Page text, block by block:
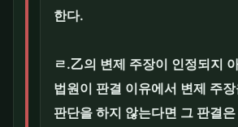
한다.
ㄹ.乙의 변제 주장이 인정되지
법원이 판결 이유에서 변제 주
판단을 하지 않는다면 그 판결